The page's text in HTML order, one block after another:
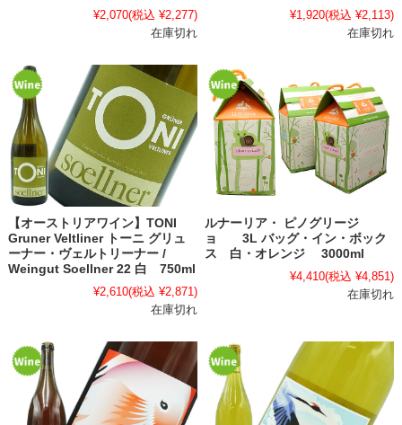
¥2,070(税込 ¥2,277)
在庫切れ
¥1,920(税込 ¥2,113)
在庫切れ
【オーストリアワイン】TONI
Gruner Veltliner トーニ グリュ
ーナー・ヴェルトリーナー /
Weingut Soellner 22 白 750ml
¥2,610(税込 ¥2,871)
在庫切れ
ルナーリア・ ピノグリージ
ョ 3L バッグ・イン・ボック
ス 白・オレンジ 3000ml
¥4,410(税込 ¥4,851)
在庫切れ